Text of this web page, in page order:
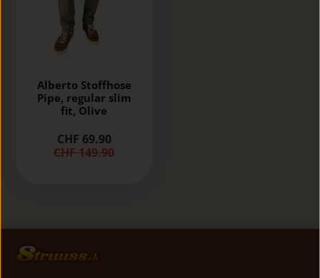
Alberto Stoffhose
Pipe, regular slim
fit, Olive
CHF 69.90
CHF 149.90